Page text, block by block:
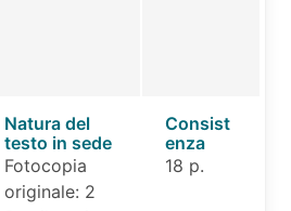
Natura del
testo in sede
Fotocopia
originale: 2
Consist
enza
18 p.